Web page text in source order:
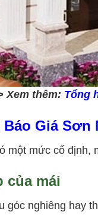
Xem thêm: Tổng
Giá Sơn
một mức cố
của mái
góc nghiêng hay